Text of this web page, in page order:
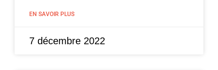
EN SAVOIR PLUS
7 décembre 2022